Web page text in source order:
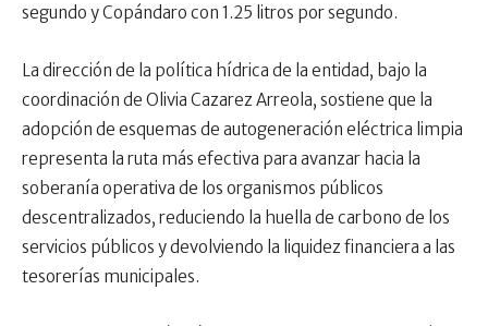
segundo y Copándaro con 1.25 litros por segundo.
La dirección de la política hídrica de la entidad, bajo la
coordinación de Olivia Cazarez Arreola, sostiene que la
adopción de esquemas de autogeneración eléctrica limpia
representa la ruta más efectiva para avanzar hacia la
soberanía operativa de los organismos públicos
descentralizados, reduciendo la huella de carbono de los
servicios públicos y devolviendo la liquidez financiera a las
tesorerías municipales.